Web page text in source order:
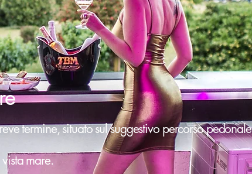
termine, situato sul suggestivo percorso pedonale
mare.